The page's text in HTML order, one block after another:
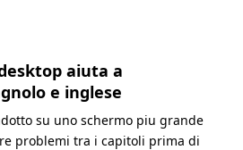
aiuta a
e inglese
su uno schermo piu grande
problemi tra i capitoli prima di